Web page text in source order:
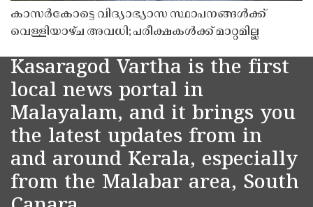
കാസർകോട്ടെ വിദ്യാഭ്യാസ സ്ഥാപനങ്ങൾക്ക്
വെള്ളിയാഴ്ച അവധി; പരീക്ഷകൾക്ക് മാറ്റമില്ല
Kasaragod Vartha is the first
local news portal in
Malayalam, and it brings you
the latest updates from in
and around Kerala, especially
from the Malabar area, South